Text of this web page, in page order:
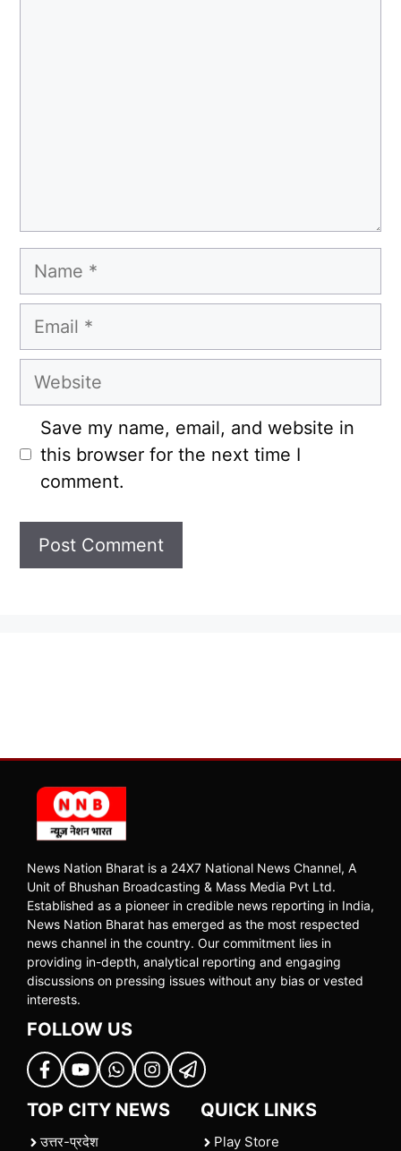
Name
Email
Website
Save my name, email, and website in
this browser for the next time I
comment.
News Nation Bharat is a 24X7 National News Channel, A
Unit of Bhushan Broadcasting & Mass Media Pvt Ltd.
Established as a pioneer in credible news reporting in India,
News Nation Bharat has emerged as the most respected
news channel in the country. Our commitment lies in
providing in-depth, analytical reporting and engaging
discussions on pressing issues without any bias or vested
interests.
FOLLOW US
TOP CITY NEWS
उत्तर-प्रदेश
QUICK LINKS
Play Store